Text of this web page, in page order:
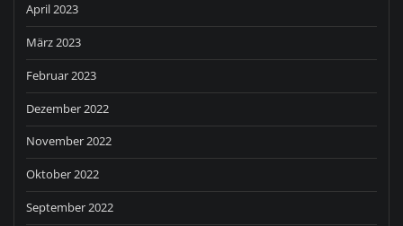
April 2023
März 2023
Februar 2023
Dezember 2022
November 2022
Oktober 2022
September 2022